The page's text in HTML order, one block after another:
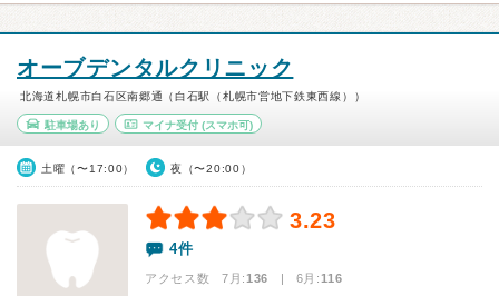
オーブデンタルクリニック
北海道札幌市白石区南郷通（白石駅（札幌市営地下鉄東西線））
駐車場あり マイナ受付(スマホ可)
土曜（〜17:00） 夜（〜20:00）
3.23
4件
アクセス数 7月:136 | 6月:116